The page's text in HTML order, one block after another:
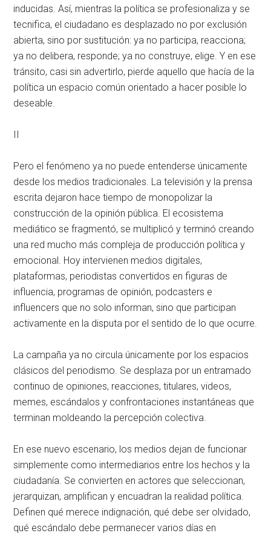
inducidas. Así, mientras la política se profesionaliza y se
tecnifica, el ciudadano es desplazado no por exclusión
abierta, sino por sustitución: ya no participa, reacciona;
ya no delibera, responde; ya no construye, elige. Y en ese
tránsito, casi sin advertirlo, pierde aquello que hacía de la
política un espacio común orientado a hacer posible lo
deseable.
Pero el fenómeno ya no puede entenderse únicamente
desde los medios tradicionales. La televisión y la prensa
escrita dejaron hace tiempo de monopolizar la
construcción de la opinión pública. El ecosistema
mediático se fragmentó, se multiplicó y terminó creando
una red mucho más compleja de producción política y
emocional. Hoy intervienen medios digitales,
plataformas, periodistas convertidos en figuras de
influencia, programas de opinión, podcasters e
influencers que no solo informan, sino que participan
activamente en la disputa por el sentido de lo que ocurre.
La campaña ya no circula únicamente por los espacios
clásicos del periodismo. Se desplaza por un entramado
continuo de opiniones, reacciones, titulares, videos,
memes, escándalos y confrontaciones instantáneas que
terminan moldeando la percepción colectiva.
En ese nuevo escenario, los medios dejan de funcionar
simplemente como intermediarios entre los hechos y la
ciudadanía. Se convierten en actores que seleccionan,
jerarquizan, amplifican y encuadran la realidad política.
Definen qué merece indignación, qué debe ser olvidado,
qué escándalo debe permanecer varios días en